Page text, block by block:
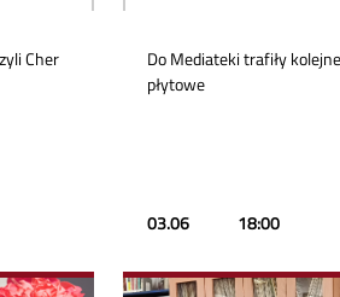
Cher
Do Mediateki trafiły
płytowe
03.06 18:00